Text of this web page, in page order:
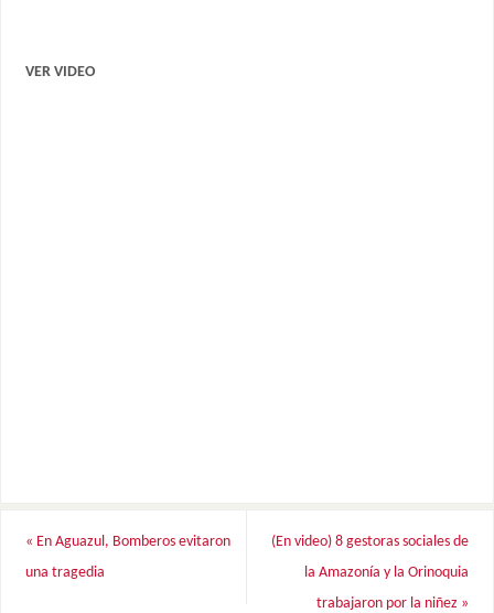
VER VIDEO
« En Aguazul, Bomberos evitaron
una tragedia
(En video) 8 gestoras sociales de
la Amazonía y la Orinoquia
trabajaron por la niñez »